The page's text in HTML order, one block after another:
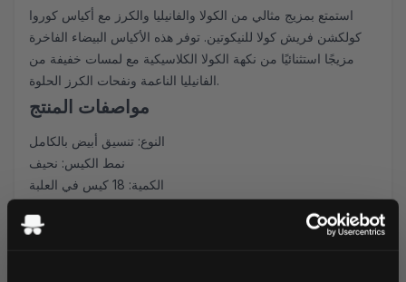
استمتع بمزيج مثالي من الكولا والفانيليا والكرز مع أكياس كوروا
كولكشن فريش كولا للنيكوتين. توفر هذه الأكياس البيضاء الفاخرة
مزيجًا استثنائيًا من نكهة الكولا الكلاسيكية مع لمسات خفيفة من
الفانيليا الناعمة ونفحات الكرز الحلوة.
مواصفات المنتج
النوع: تنسيق أبيض بالكامل
نمط الكيس: نحيف
الكمية: 18 كيس في العلبة
الشركة المصنعة: فليفور لابز المحدودة